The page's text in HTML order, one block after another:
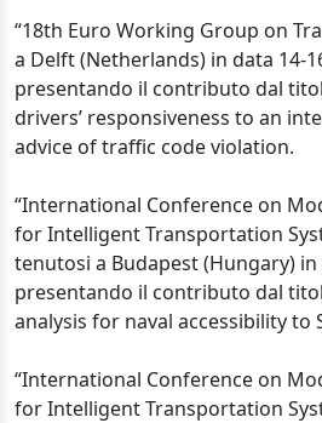
“18th Euro Working Group on
a Delft (Netherlands) in data 14-
presentando il contributo dal
drivers’ responsiveness to an
advice of traffic code violation.
“International Conference on
for Intelligent Transportation
tenutosi a Budapest (Hungary)
presentando il contributo dal
analysis for naval accessibility to
“International Conference on
for Intelligent Transportation